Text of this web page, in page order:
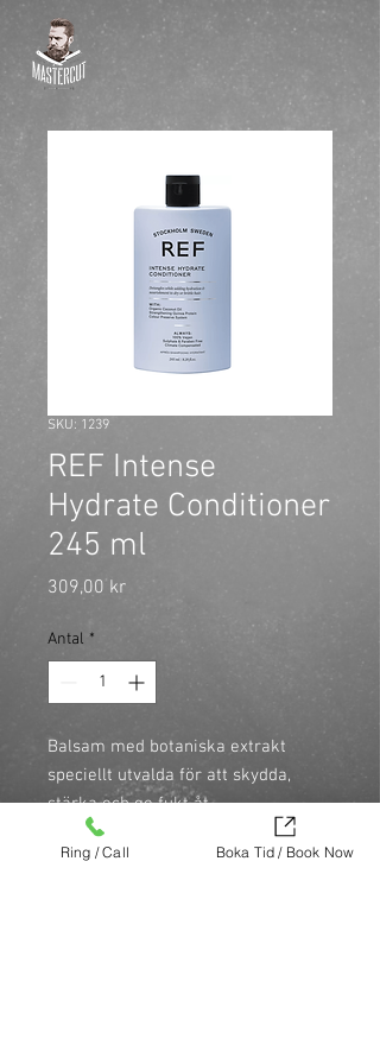
SKU: 1239
REF Intense
Hydrate Conditioner
245 ml
309,00 krPris
Antal *
Balsam med botaniska extrakt
speciellt utvalda för att skydda,
stärka och ge fukt åt
\nhåret samtidigt som hårfärgen
skyddas. Absorberas snabbt och ger
Ring / Call Boka Tid / Book Now